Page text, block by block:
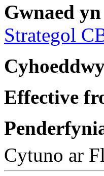
Gwnaed
Strategol
Effective
Cytuno ar